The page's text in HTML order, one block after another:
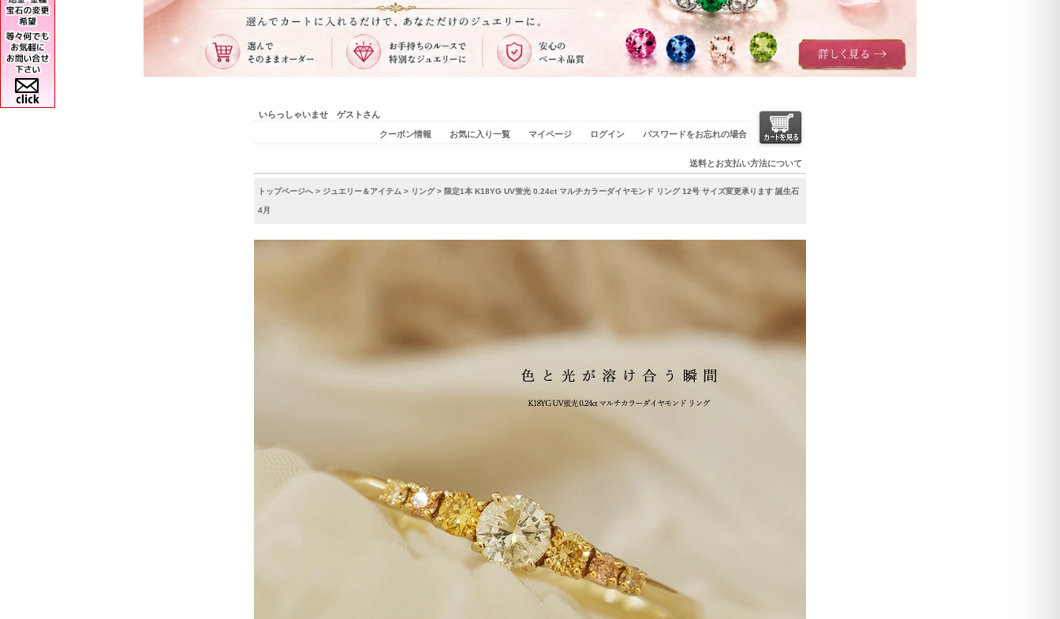
いらっしゃいませ ゲストさん
クーポン情報 お気に入り一覧 マイページ ログイン パスワードをお忘れの場合
送料とお支払い方法について
トップページへ > ジュエリー＆アイテム > リング> 限定1本 K18YG UV蛍光 0.24ct マルチカラーダイヤモンド リング 12号 サイズ変更承ります 誕生石
4月